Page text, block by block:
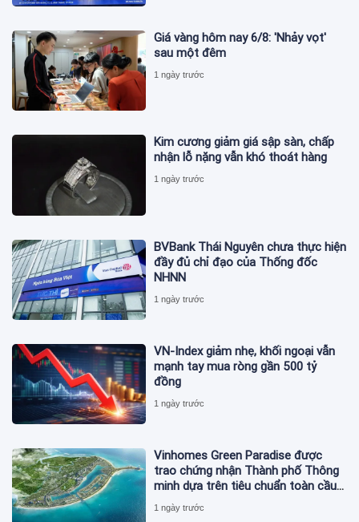
Giá vàng hôm nay 6/8: 'Nhảy vọt'
sau một đêm
1 ngày trước
Kim cương giảm giá sập sàn, chấp
nhận lỗ nặng vẫn khó thoát hàng
1 ngày trước
BVBank Thái Nguyên chưa thực hiện
đầy đủ chỉ đạo của Thống đốc
NHNN
1 ngày trước
VN-Index giảm nhẹ, khối ngoại vẫn
mạnh tay mua ròng gần 500 tỷ
đồng
1 ngày trước
Vinhomes Green Paradise được
trao chứng nhận Thành phố Thông
minh dựa trên tiêu chuẩn toàn cầu
ISO 37122
1 ngày trước